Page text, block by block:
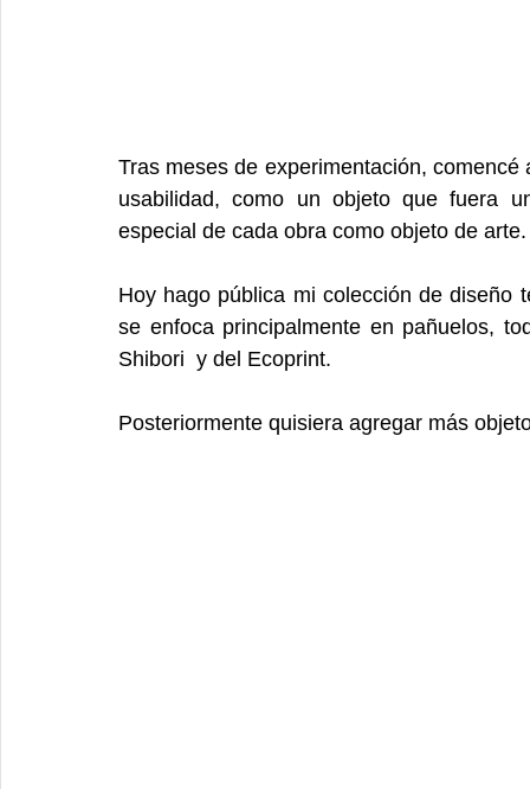
Tras meses de experimentación,
usabilidad, como un objeto que fuera
especial de cada obra como objeto de arte.
Hoy hago pública mi colección de diseño
se enfoca principalmente en pañuelos,
Shibori  y del Ecoprint.
Posteriormente quisiera agregar más